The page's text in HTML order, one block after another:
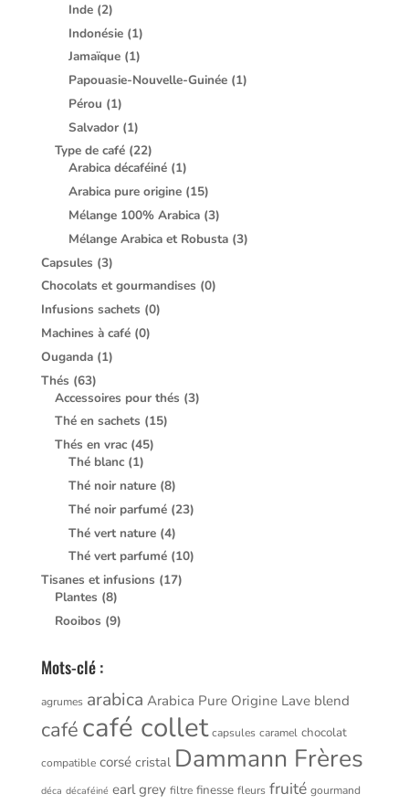
Inde (2)
Indonésie (1)
Jamaïque (1)
Papouasie-Nouvelle-Guinée (1)
Pérou (1)
Salvador (1)
Type de café (22)
Arabica décaféiné (1)
Arabica pure origine (15)
Mélange 100% Arabica (3)
Mélange Arabica et Robusta (3)
Capsules (3)
Chocolats et gourmandises (0)
Infusions sachets (0)
Machines à café (0)
Ouganda (1)
Thés (63)
Accessoires pour thés (3)
Thé en sachets (15)
Thés en vrac (45)
Thé blanc (1)
Thé noir nature (8)
Thé noir parfumé (23)
Thé vert nature (4)
Thé vert parfumé (10)
Tisanes et infusions (17)
Plantes (8)
Rooibos (9)
Mots-clé :
agrumes arabica Arabica Pure Origine Lave blend
café café collet capsules caramel chocolat
compatible corsé cristal Dammann Frères
déca décaféiné earl grey filtre finesse fleurs fruité gourmand